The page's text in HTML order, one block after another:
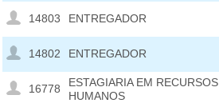
14803 ENTREGADOR
14802 ENTREGADOR
16778
ESTAGIARIA EM RECURSOS
HUMANOS